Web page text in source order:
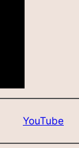
YouTube